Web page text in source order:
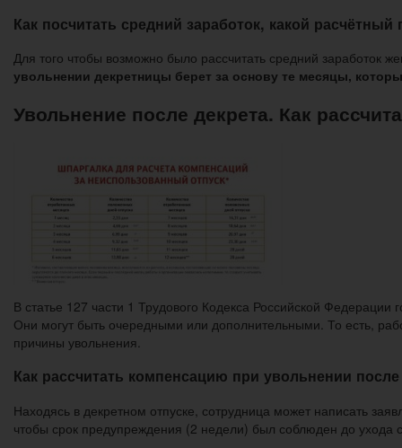
Как посчитать средний заработок, какой расчётный
Для того чтобы возможно было рассчитать средний заработок
увольнении декретницы берет за основу те месяцы,
Увольнение после декрета. Как
В статье 127 части 1 Трудового Кодекса Российской
Они могут быть очередными или дополнительными. То есть,
причины увольнения.
Как рассчитать компенсацию при увольнении после
Находясь в декретном отпуске, сотрудница может написать
чтобы срок предупреждения (2 недели) был соблюден до ухода